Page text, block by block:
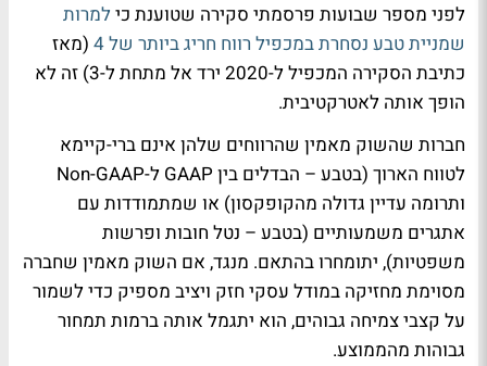
לפני מספר שבועות פרסמתי סקירה שטוענת כי למרות
שמניית טבע נסחרת במכפיל רווח חריג ביותר של 4
(מאז
כתיבת הסקירה המכפיל ל-2020 ירד אל מתחת ל-3) זה לא
הופך אותה לאטרקטיבית.
חברות שהשוק מאמין שהרווחים שלהן אינם ברי-קיימא
לטווח הארוך (בטבע – הבדלים בין GAAP ל-Non-GAAP
ותרומה עדיין גדולה מהקופקסון) או שמתמודדות עם
אתגרים משמעותיים (בטבע – נטל חובות ופרשות
משפטיות), יתומחרו בהתאם. מנגד, אם השוק מאמין שחברה
מסוימת מחזיקה במודל עסקי חזק ויציב מספיק כדי לשמור
על קצבי צמיחה גבוהים, הוא יתגמל אותה ברמות תמחור
גבוהות מהממוצע.